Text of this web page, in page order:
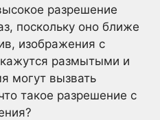
разрешение
поскольку оно ближе
изображения с
размытыми и
могут вызвать
такое разрешение с